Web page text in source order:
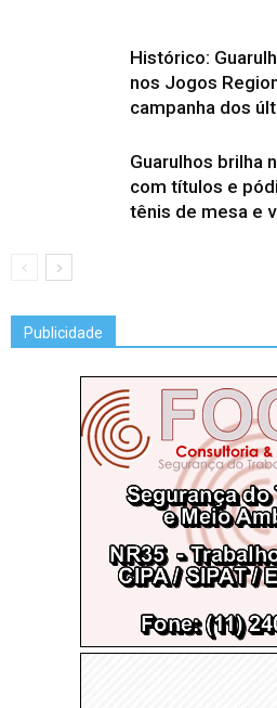
Histórico:
nos Jogos
campanha dos
Guarulhos brilha
com títulos e
tênis de mesa e
Publicidade